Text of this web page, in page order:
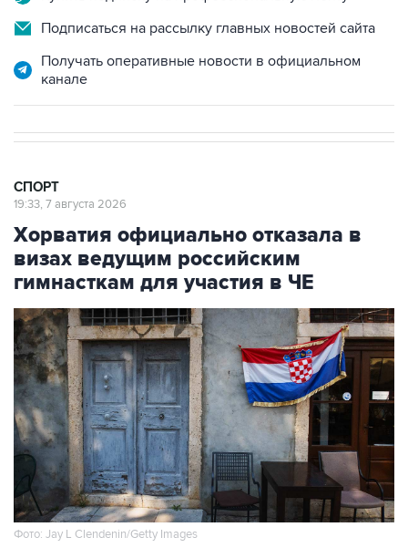
Подписаться на рассылку главных новостей сайта
Получать оперативные новости в официальном
канале
СПОРТ
19:33, 7 августа 2026
Хорватия официально отказала в
визах ведущим российским
гимнасткам для участия в ЧЕ
Фото: Jay L Clendenin/Getty Images